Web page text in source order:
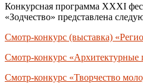
Конкурсная программа XXXI
«Зодчество» представлена
Смотр-конкурс (выставка)
Смотр-конкурс «Архитектурные
Смотр-конкурс «Творчество